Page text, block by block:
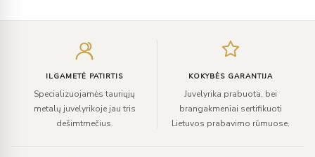
ILGAMETĖ PATIRTIS
Specializuojamės tauriųjų
metalų juvelyrikoje jau tris
dešimtmečius.
KOKYBĖS GARANTIJA
Juvelyrika prabuota, bei
brangakmeniai sertifikuoti
Lietuvos prabavimo rūmuose.